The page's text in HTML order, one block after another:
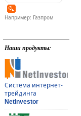
Например: Газпром
Наши продукты:
Система интернет-
трейдинга
NetInvestor